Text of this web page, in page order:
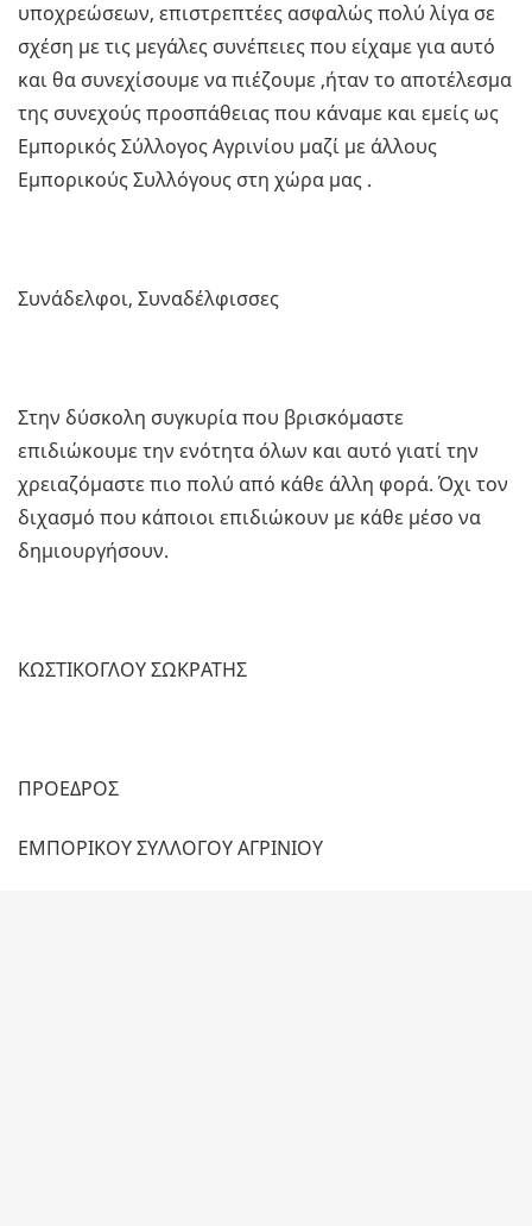
υποχρεώσεων, επιστρεπτέες ασφαλώς πολύ λίγα σε
σχέση με τις μεγάλες συνέπειες που είχαμε για αυτό
και θα συνεχίσουμε να πιέζουμε ,ήταν το αποτέλεσμα
της συνεχούς προσπάθειας που κάναμε και εμείς ως
Εμπορικός Σύλλογος Αγρινίου μαζί με άλλους
Εμπορικούς Συλλόγους στη χώρα μας .
Συνάδελφοι, Συναδέλφισσες
Στην δύσκολη συγκυρία που βρισκόμαστε
επιδιώκουμε την ενότητα όλων και αυτό γιατί την
χρειαζόμαστε πιο πολύ από κάθε άλλη φορά. Όχι τον
διχασμό που κάποιοι επιδιώκουν με κάθε μέσο να
δημιουργήσουν.
ΚΩΣΤΙΚΟΓΛΟΥ ΣΩΚΡΑΤΗΣ
ΠΡΟΕΔΡΟΣ
ΕΜΠΟΡΙΚΟΥ ΣΥΛΛΟΓΟΥ ΑΓΡΙΝΙΟΥ